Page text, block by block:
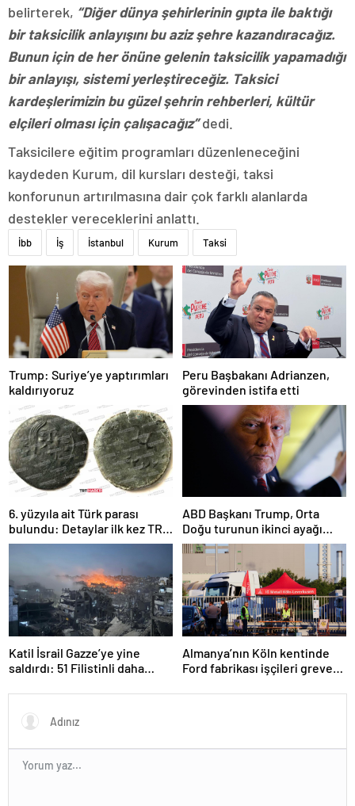
belirterek, “Diğer dünya şehirlerinin gıpta ile baktığı
bir taksicilik anlayışını bu aziz şehre kazandıracağız.
Bunun için de her önüne gelenin taksicilik yapamadığı
bir anlayışı, sistemi yerleştireceğiz. Taksici
kardeşlerimizin bu güzel şehrin rehberleri, kültür
elçileri olması için çalışacağız”dedi.
Taksicilere eğitim programları düzenleneceğini
kaydeden Kurum, dil kursları desteği, taksi
konforunun artırılmasına dair çok farklı alanlarda
destekler vereceklerini anlattı.
İbb İş İstanbul Kurum Taksi
Trump: Suriye’ye yaptırımları
kaldırıyoruz
Peru Başbakanı Adrianzen,
görevinden istifa etti
6. yüzyıla ait Türk parası
bulundu: Detaylar ilk kez TRT
Haber’de
ABD Başkanı Trump, Orta
Doğu turunun ikinci ayağı
Katar’da
Katil İsrail Gazze’ye yine
saldırdı: 51 Filistinli daha
Almanya’nın Köln kentinde
Ford fabrikası işçileri greve